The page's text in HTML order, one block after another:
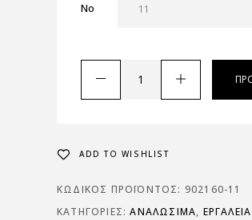
No
ADD TO WISHLIST
ΚΩΔΙΚΌΣ ΠΡΟΪΌΝΤΟΣ: 902160-11
ΚΑΤΗΓΟΡΊΕΣ:ΑΝΑΛΩΣΙΜΑ, ΕΡΓΑΛΕΙΑ